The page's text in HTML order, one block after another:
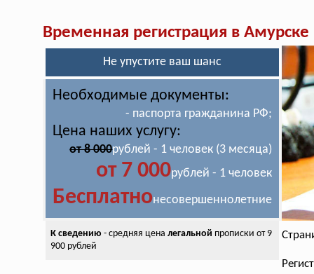
Временная регистрация в Амурске
Не упустите ваш шанс
Необходимые документы:
- паспорта гражданина РФ;
Цена наших услугу:
от 8 000рублей - 1 человек (3 месяца)
от 7 000рублей - 1 человек
Бесплатнонесовершеннолетние
К сведению - средняя ценалегальной прописки от 9
900 рублей